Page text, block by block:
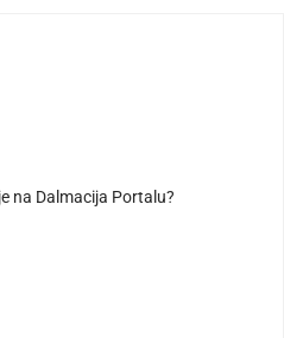
na Dalmacija Portalu?